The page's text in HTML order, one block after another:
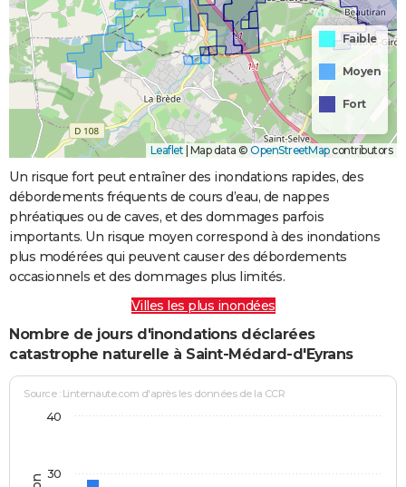
Faible
Moyen
Fort
Leaflet | Map data © OpenStreetMapcontributors
Un risque fort peut entraîner des inondations rapides, des
débordements fréquents de cours d’eau, de nappes
phréatiques ou de caves, et des dommages parfois
importants. Un risque moyen correspond à des inondations
plus modérées qui peuvent causer des débordements
occasionnels et des dommages plus limités.
Villes les plus inondées
Nombre de jours d'inondations déclarées
catastrophe naturelle à Saint-Médard-d'Eyrans
Source : Linternaute.com d'après les données de la CCR
30
40